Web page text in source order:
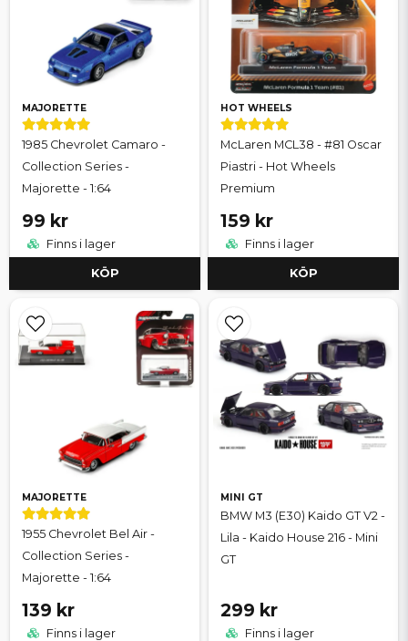
MAJORETTE
1985 Chevrolet Camaro -
Collection Series -
Majorette - 1:64
99 kr
Finns i lager
KÖP
HOT WHEELS
McLaren MCL38 - #81 Oscar
Piastri - Hot Wheels
Premium
159 kr
Finns i lager
KÖP
MAJORETTE
1955 Chevrolet Bel Air -
Collection Series -
Majorette - 1:64
139 kr
Finns i lager
MINI GT
BMW M3 (E30) Kaido GT V2 -
Lila - Kaido House 216 - Mini
GT
299 kr
Finns i lager